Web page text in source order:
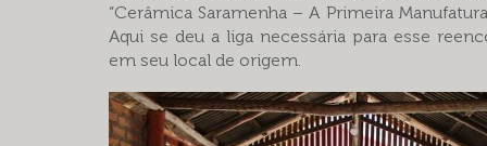
“Cerâmica Saramenha – A Primeira
Aqui se deu a liga necessária para esse
em seu local de origem.